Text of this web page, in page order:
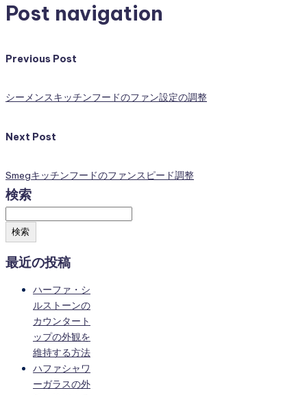
Post navigation
Previous Post
シーメンスキッチンフードのファン設定の調整
Next Post
Smegキッチンフードのファンスピード調整
検索
検索
最近の投稿
ハーファ・シ
ルストーンの
カウンタート
ップの外観を
維持する方法
ハファシャワ
ーガラスの外